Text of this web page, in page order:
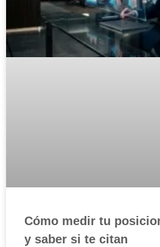
Cómo medir tu
y saber si te citan